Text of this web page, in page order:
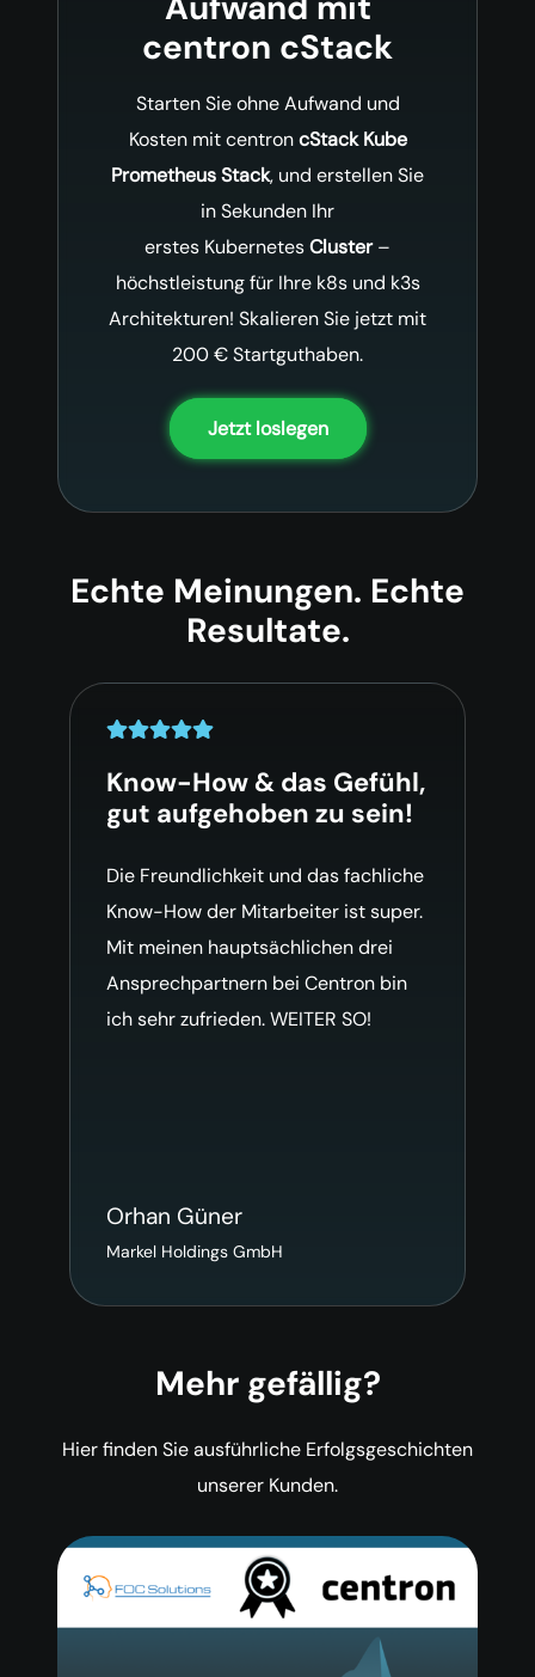
centron cStack
Starten Sie ohne Aufwand und
Kosten mit centroncStack Kube
Prometheus Stack, und erstellen Sie
in Sekunden Ihr
erstes KubernetesCluster–
höchstleistung für Ihre k8s und k3s
Architekturen! Skalieren Sie jetzt mit
200 € Startguthaben.
Jetzt loslegen
Echte Meinungen. Echte
Resultate.
Know-How & das Gefühl,
gut aufgehoben zu sein!
Die Freundlichkeit und das fachliche
Know-How der Mitarbeiter ist super.
Mit meinen hauptsächlichen drei
Ansprechpartnern bei Centron bin
ich sehr zufrieden. WEITER SO!
Orhan Güner
Markel Holdings GmbH
Mehr gefällig?
Hier finden Sie ausführliche Erfolgsgeschichten
unserer Kunden.